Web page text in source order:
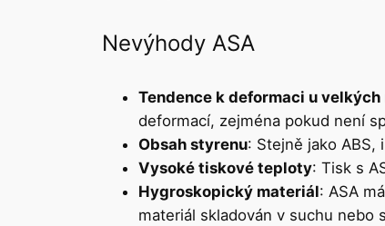
Nevýhody ASA
Tendence k deformaci u velkých
deformací, zejména pokud není
Obsah styrenu: Stejně jako ABS,
Vysoké tiskové teploty: Tisk s
Hygroskopický materiál: ASA
materiál skladován v suchu nebo